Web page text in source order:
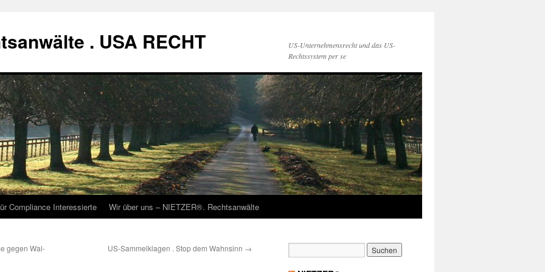
. USA RECHT
US-Unternehmensrecht und das US-
Rechtssystem per se
Compliance Interessierte Wir über uns – NIETZER®. Rechtsanwälte
gegen Wal-
US-Sammelklagen . Stop dem Wahnsinn →